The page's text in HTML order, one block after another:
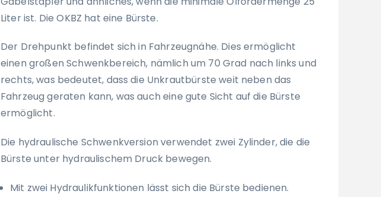
Liter ist. Die OKBZ hat eine Bürste.
Der Drehpunkt befindet sich in Fahrzeugnähe. Dies ermöglicht
einen großen Schwenkbereich, nämlich um 70 Grad nach links und
rechts, was bedeutet, dass die Unkrautbürste weit neben das
Fahrzeug geraten kann, was auch eine gute Sicht auf die Bürste
ermöglicht.
Die hydraulische Schwenkversion verwendet zwei Zylinder, die die
Bürste unter hydraulischem Druck bewegen.
Mit zwei Hydraulikfunktionen lässt sich die Bürste bedienen.